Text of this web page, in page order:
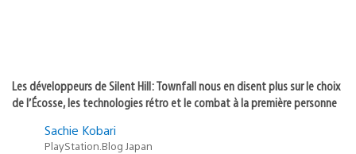
Les développeurs de Silent Hill: Townfall nous en disent plus sur le choix
de l’Écosse, les technologies rétro et le combat à la première personne
Sachie Kobari
PlayStation.Blog Japan